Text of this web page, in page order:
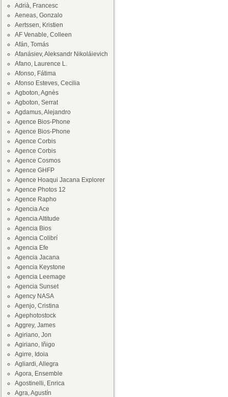
Adrià, Francesc
Aeneas, Gonzalo
Aertssen, Kristien
AF Venable, Colleen
Afán, Tomás
Afanásiev, Aleksandr Nikoláievich
Afano, Laurence L.
Afonso, Fátima
Afonso Esteves, Cecilia
Agboton, Agnès
Agboton, Serrat
Agdamus, Alejandro
Agence Bios-Phone
Agence Bios-Phone
Agence Corbis
Agence Corbis
Agence Cosmos
Agence GHFP
Agence Hoaqui Jacana Explorer
Agence Photos 12
Agence Rapho
Agencia Ace
Agencia Altitude
Agencia Bios
Agencia Colibrí
Agencia Efe
Agencia Jacana
Agencia Keystone
Agencia Leemage
Agencia Sunset
Agency NASA
Agenjo, Cristina
Agephotostock
Aggrey, James
Agiriano, Jon
Agiriano, Iñigo
Agirre, Idoia
Agliardi, Allegra
Agora, Ensemble
Agostinelli, Enrica
Agra, Agustín